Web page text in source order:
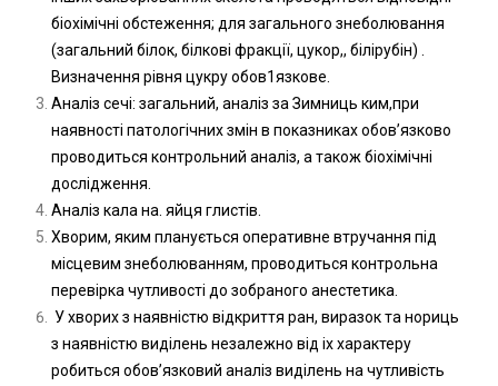
біохімічні обстеження; для загального знеболювання
(загальний білок, білкові фракції, цукор,, білірубін) .
Визначення рівня цукру обов1язкове.
Аналіз сечі: загальний, аналіз за Зимниць ким,при
наявності патологічних змін в показниках обов’язково
проводиться контрольний аналіз, а також біохімічні
дослідження.
Аналіз кала на. яйця глистів.
Хворим, яким планується оперативне втручання під
місцевим знеболюванням, проводиться контрольна
перевірка чутливості до зобраного анестетика.
У хворих з наявністю відкриття ран, виразок та нориць
з наявністю виділень незалежно від іх характеру
робиться обов’язковий аналіз виділень на чутливість